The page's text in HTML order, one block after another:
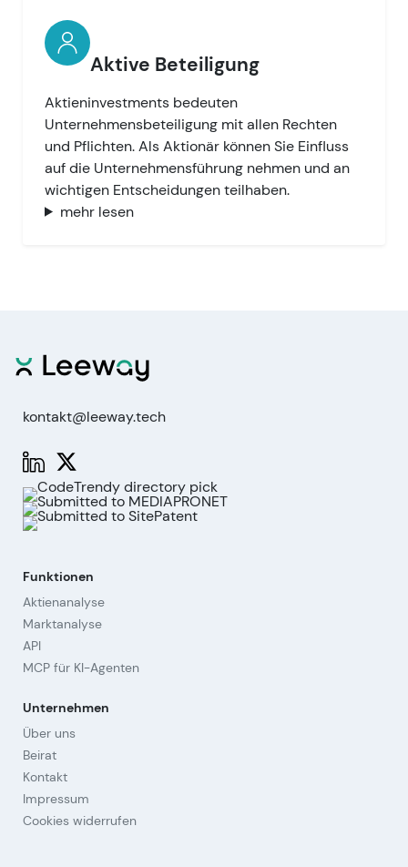
Aktive Beteiligung
Aktieninvestments bedeuten
Unternehmensbeteiligung mit allen Rechten
und Pflichten. Als Aktionär können Sie Einfluss
auf die Unternehmensführung nehmen und an
wichtigen Entscheidungen teilhaben.
mehr lesen
kontakt@leeway.tech
Funktionen
Aktienanalyse
Marktanalyse
API
MCP für KI-Agenten
Unternehmen
Über uns
Beirat
Kontakt
Impressum
Cookies widerrufen